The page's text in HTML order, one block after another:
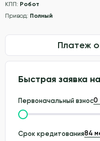
КПП: Робот
Привод: Полный
Платеж
Быстрая заявка
Первоначальный взнос
Срок кредитования